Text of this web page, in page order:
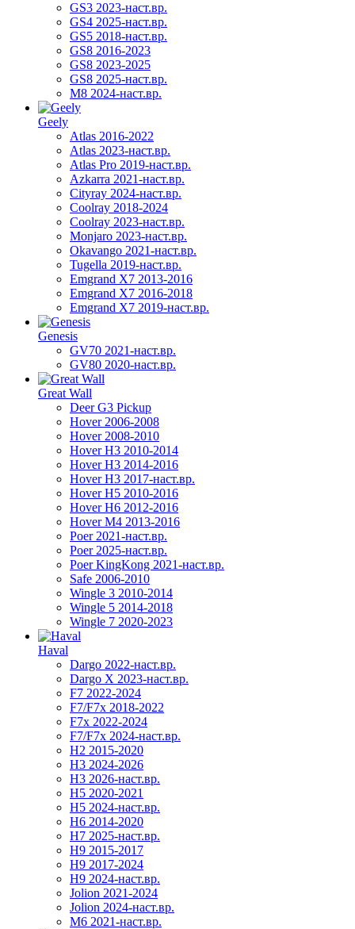
GS3 2023-наст.вр.
GS4 2025-наст.вр.
GS5 2018-наст.вр.
GS8 2016-2023
GS8 2023-2025
GS8 2025-наст.вр.
M8 2024-наст.вр.
Geely
Atlas 2016-2022
Atlas 2023-наст.вр.
Atlas Pro 2019-наст.вр.
Azkarra 2021-наст.вр.
Cityray 2024-наст.вр.
Coolray 2018-2024
Coolray 2023-наст.вр.
Monjaro 2023-наст.вр.
Okavango 2021-наст.вр.
Tugella 2019-наст.вр.
Emgrand Х7 2013-2016
Emgrand X7 2016-2018
Emgrand X7 2019-наст.вр.
Genesis
GV70 2021-наст.вр.
GV80 2020-наст.вр.
Great Wall
Deer G3 Pickup
Hover 2006-2008
Hover 2008-2010
Hover H3 2010-2014
Hover H3 2014-2016
Hover H3 2017-наст.вр.
Hover H5 2010-2016
Hover H6 2012-2016
Hover M4 2013-2016
Poer 2021-наст.вр.
Poer 2025-наст.вр.
Poer KingKong 2021-наст.вр.
Safe 2006-2010
Wingle 3 2010-2014
Wingle 5 2014-2018
Wingle 7 2020-2023
Haval
Dargo 2022-наст.вр.
Dargo X 2023-наст.вр.
F7 2022-2024
F7/F7x 2018-2022
F7x 2022-2024
F7/F7x 2024-наст.вр.
H2 2015-2020
H3 2024-2026
H3 2026-наст.вр.
H5 2020-2021
H5 2024-наст.вр.
H6 2014-2020
H7 2025-наст.вр.
H9 2015-2017
H9 2017-2024
H9 2024-наст.вр.
Jolion 2021-2024
Jolion 2024-наст.вр.
М6 2021-наст.вр.